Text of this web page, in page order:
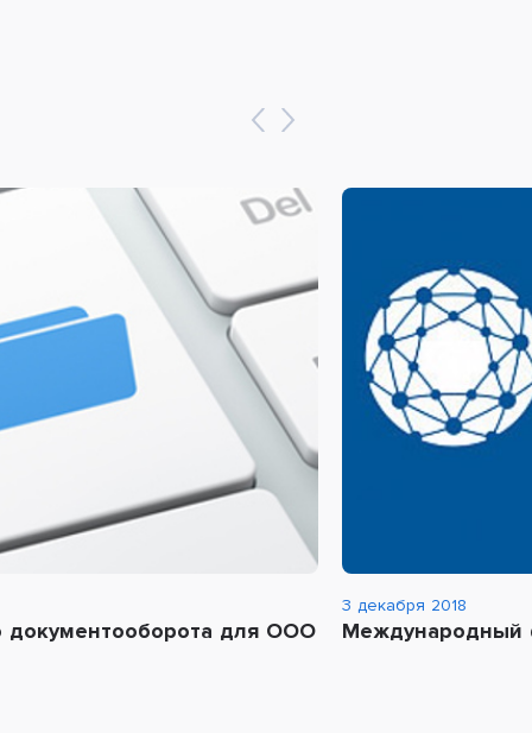
документооборота для ООО
3 декабря 2018
Международный